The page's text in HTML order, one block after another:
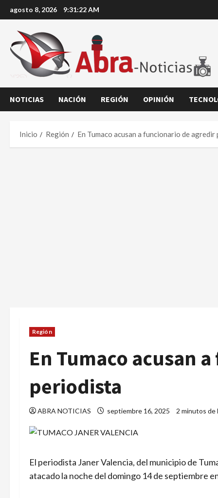
al
contenido
agosto 8, 2026 9:31:23 AM
NOTICIAS NACIÓN REGIÓN OPINIÓN
Inicio Región En Tumaco acusan a funcionario de
Región
En Tumaco acusan
periodista
ABRA NOTICIAS septiembre 16, 2025 2 minutos de
El periodista Janer Valencia, del municipio de
atacado la noche del domingo 14 de septiembre